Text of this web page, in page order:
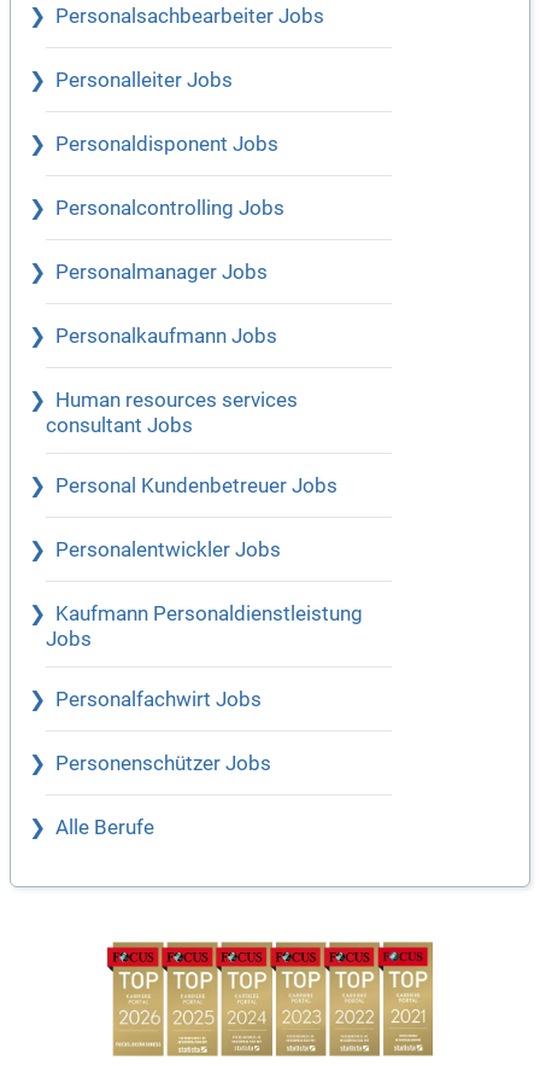
Personalsachbearbeiter Jobs
Personalleiter Jobs
Personaldisponent Jobs
Personalcontrolling Jobs
Personalmanager Jobs
Personalkaufmann Jobs
Human resources services
consultant Jobs
Personal Kundenbetreuer Jobs
Personalentwickler Jobs
Kaufmann Personaldienstleistung
Jobs
Personalfachwirt Jobs
Personenschützer Jobs
Alle Berufe